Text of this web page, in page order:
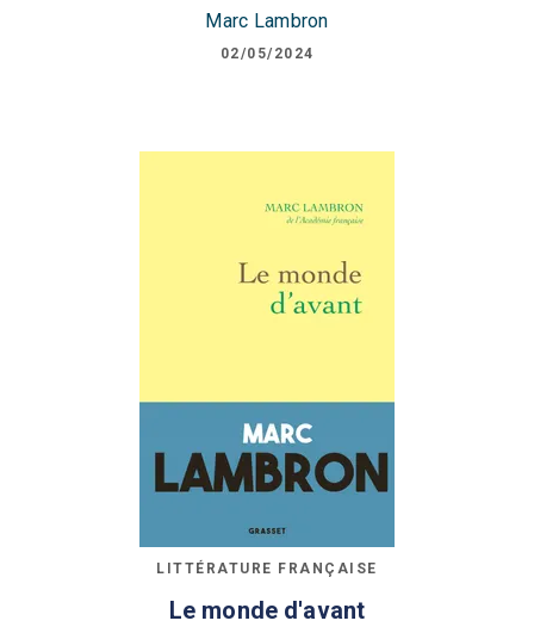
Marc Lambron
02/05/2024
LITTÉRATURE FRANÇAISE
Le monde d'avant